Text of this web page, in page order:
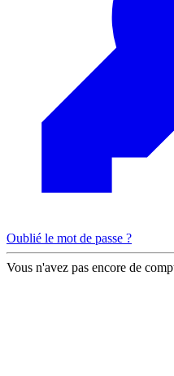
Oublié le mot de passe ?
Vous n'avez pas encore de